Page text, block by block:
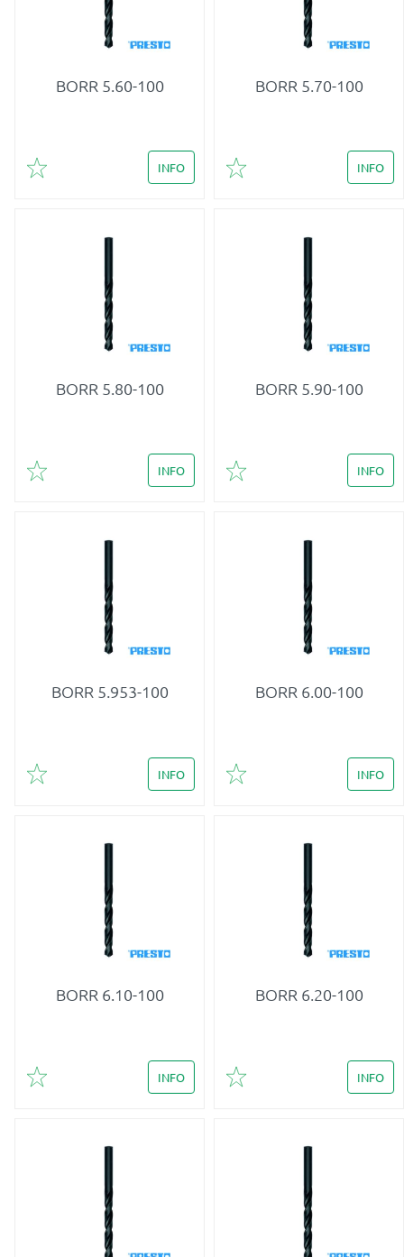
BORR 5.60-100
Lägg till i favoriter
INFO
BORR 5.70-100
Lägg till i favoriter
INFO
BORR 5.80-100
Lägg till i favoriter
INFO
BORR 5.90-100
Lägg till i favoriter
INFO
BORR 5.953-100
Lägg till i favoriter
INFO
BORR 6.00-100
Lägg till i favoriter
INFO
BORR 6.10-100
Lägg till i favoriter
INFO
BORR 6.20-100
Lägg till i favoriter
INFO